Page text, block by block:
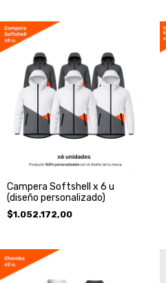
Campera Softshell x 6 u
(diseño personalizado)
$1.052.172,00